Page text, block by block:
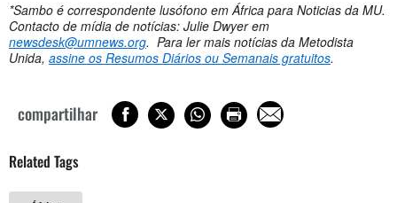
*Sambo é correspondente lusófono em África para Noticias da MU.
Contacto de mídia de notícias: Julie Dwyer em
newsdesk@umnews.org. Para ler mais notícias da Metodista
Unida, assine os Resumos Diários ou Semanais gratuitos.
compartilhar
Related Tags